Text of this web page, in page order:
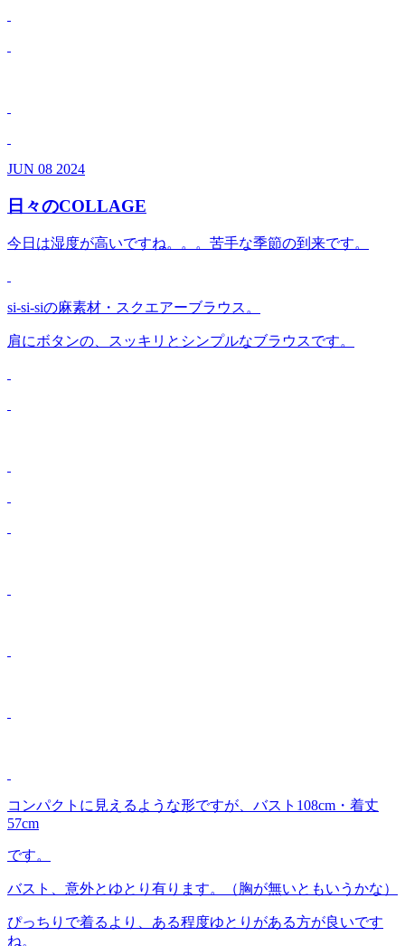
JUN 08 2024
日々のCOLLAGE
今日は湿度が高いですね。。。苦手な季節の到来です。
si-si-siの麻素材・スクエアーブラウス。
肩にボタンの、スッキリとシンプルなブラウスです。
コンパクトに見えるような形ですが、バスト108cm・着丈
57cm
です。
バスト、意外とゆとり有ります。（胸が無いともいうかな）
ぴっちりで着るより、ある程度ゆとりがある方が良いです
ね。